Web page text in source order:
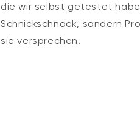
die wir selbst getestet
Schnickschnack, sondern
sie versprechen.